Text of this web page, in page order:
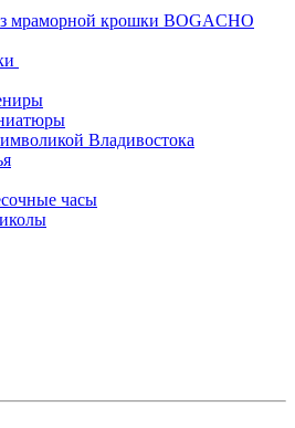
мраморной крошки BOGACHO
Владивостока
часы